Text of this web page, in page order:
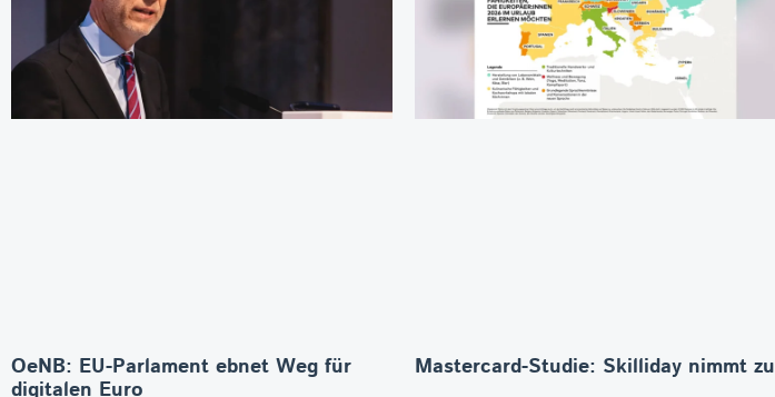
OeNB: EU-Parlament ebnet Weg für
digitalen Euro
Mastercard-Studie: Skilliday nimmt zu